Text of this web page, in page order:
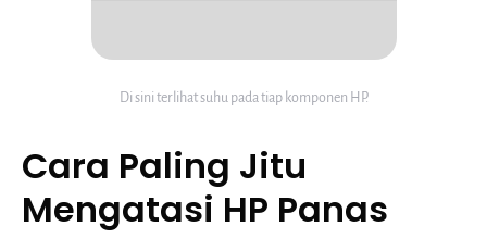
Di sini terlihat suhu pada tiap komponen HP.
Cara Paling Jitu
Mengatasi HP Panas